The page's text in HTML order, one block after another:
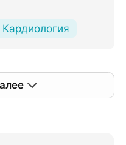
Кардиология